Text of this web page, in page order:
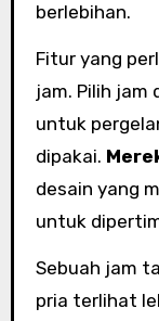
berlebihan.
Fitur yang
jam. Pilih jam
untuk
dipakai.
desain yang
untuk
Sebuah jam
pria terlihat